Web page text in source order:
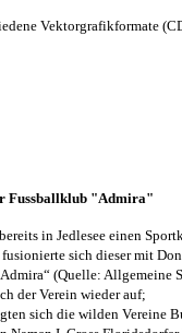
Vektorgrafikformate
Fussballklub "Admira"
in Jedlesee einen
sich dieser mit
(Quelle: Allgemeine
der Verein wieder auf;
sich die wilden Vereine